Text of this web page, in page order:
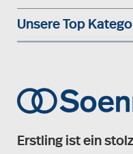
Unsere Top
Erstling ist ein